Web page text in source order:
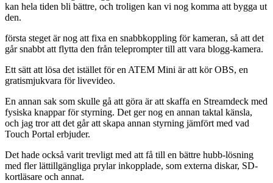
kan hela tiden bli bättre, och troligen kan vi nog komma att bygga ut
den.
första steget är nog att fixa en snabbkoppling för kameran, så att det
går snabbt att flytta den från teleprompter till att vara blogg-kamera.
Ett sätt att lösa det istället för en ATEM Mini är att kör OBS, en
gratismjukvara för livevideo.
En annan sak som skulle gå att göra är att skaffa en Streamdeck med
fysiska knappar för styrning. Det ger nog en annan taktal känsla,
och jag tror att det går att skapa annan styrning jämfört med vad
Touch Portal erbjuder.
Det hade också varit trevligt med att få till en bättre hubb-lösning
med fler lättillgängliga prylar inkopplade, som externa diskar, SD-
kortläsare och annat.